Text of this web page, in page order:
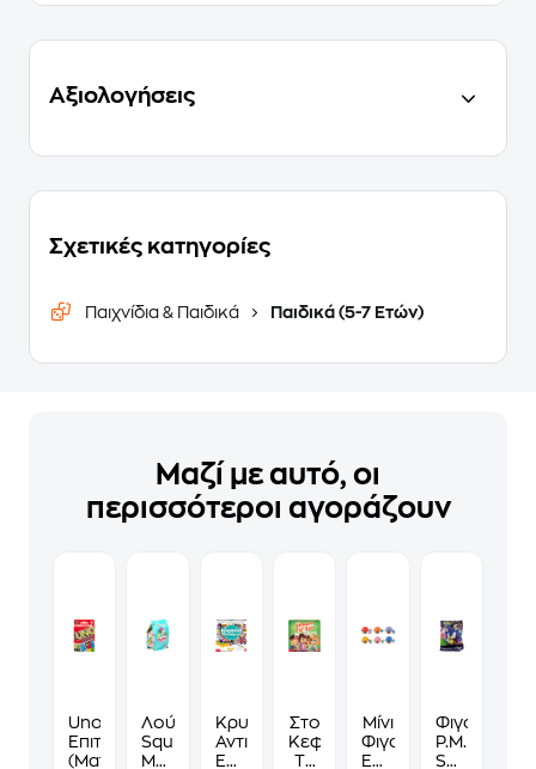
Αξιολογήσεις
Σχετικές κατηγορίες
Παιχνίδια & Παιδικά Παιδικά (5-7 Ετών)
Μαζί με αυτό, οι
περισσότεροι αγοράζουν
Uno
Επιτραπέζιο
(Mattel)
Λούτρινο
Squishmallows
Mystery
Κρυμμένα
Αντικείμενα
Επιτραπέζιο
Στο
Κεφάλι
Το
Μίνι
Φιγούρες
Έκπληξη
Φιγούρα
P.M.I
Sonic